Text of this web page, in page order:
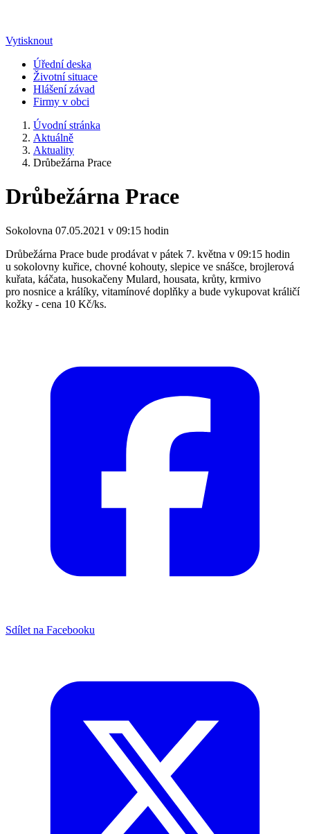
Vytisknout
Úřední deska
Životní situace
Hlášení závad
Firmy v obci
Úvodní stránka
Aktuálně
Aktuality
Drůbežárna Prace
Drůbežárna Prace
Sokolovna 07.05.2021 v 09:15 hodin
Drůbežárna Prace bude prodávat v pátek 7. května v 09:15 hodin
u sokolovny kuřice, chovné kohouty, slepice ve snášce, brojlerová
kuřata, káčata, husokačeny Mulard, housata, krůty, krmivo
pro nosnice a králíky, vitamínové doplňky a bude vykupovat králičí
kožky - cena 10 Kč/ks.
Sdílet na Facebooku